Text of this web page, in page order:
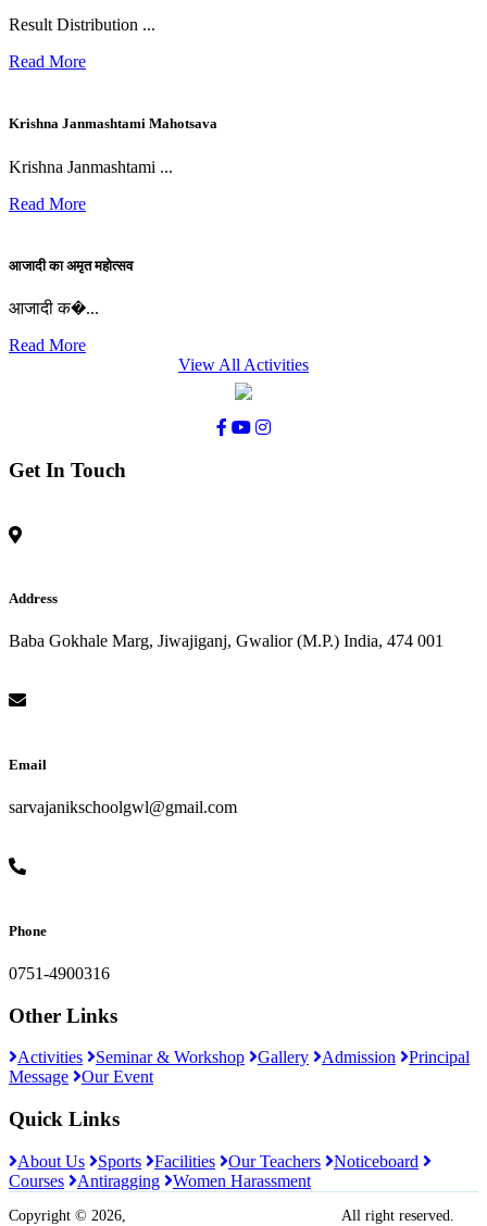
Result Distribution ...
Read More
Krishna Janmashtami Mahotsava
Krishna Janmashtami ...
Read More
आजादी का अमृत महोत्सव
आजादी क�...
Read More
View All Activities
Get In Touch
Address
Baba Gokhale Marg, Jiwajiganj, Gwalior (M.P.) India, 474 001
Email
sarvajanikschoolgwl@gmail.com
Phone
0751-4900316
Other Links
Activities Seminar & Workshop Gallery Admission
Principal
Message
Our Event
Quick Links
About Us Sports Facilities Our Teachers
Noticeboard
Courses
Antiragging Women Harassment
Copyright © 2026, All right reserved.